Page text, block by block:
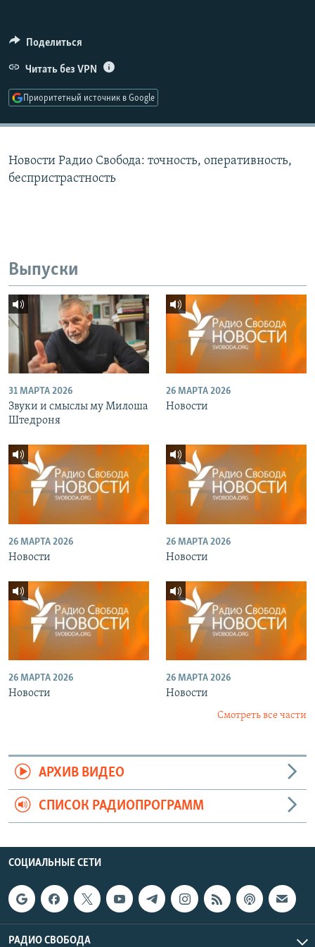
ПОДПИШИТЕСЬ НА РАССЫЛКУ
СОЦИАЛЬНЫЕ СЕТИ
Поделиться
Читать без VPN
Приоритетный источник в Google
Новости Радио Свобода: точность, оперативность,
беспристрастность
Выпуски
31 МАРТА 2026
Звуки и смыслы му Милоша
Штедроня
26 МАРТА 2026
Новости
26 МАРТА 2026
Новости
26 МАРТА 2026
Новости
26 МАРТА 2026
Новости
26 МАРТА 2026
Новости
Смотреть все части
АРХИВ ВИДЕО
СПИСОК РАДИОПРОГРАММ
СОЦИАЛЬНЫЕ СЕТИ
РАДИО СВОБОДА